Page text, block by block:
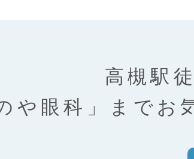
高槻駅
や眼科」まで お